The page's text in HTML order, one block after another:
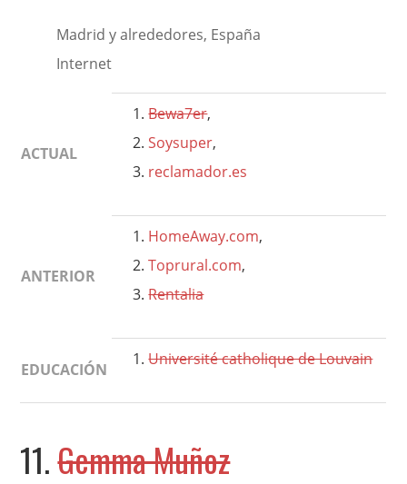
Madrid y alrededores, España
Internet
ACTUAL
Bewa7er,
Soysuper,
reclamador.es
ANTERIOR
HomeAway.com,
Toprural.com,
Rentalia
EDUCACIÓN
Université catholique de Louvain
11.Gemma Muñoz